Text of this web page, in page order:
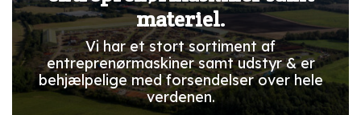
materiel.
Vi har et stort sortiment af
entreprenørmaskiner samt udstyr & er
behjælpelige med forsendelser over hele
verdenen.